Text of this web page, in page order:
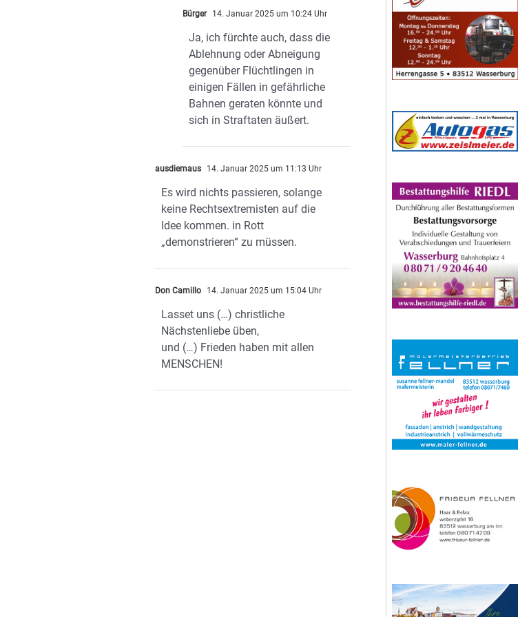
Bürger 14. Januar 2025 um 10:24 Uhr
Ja, ich fürchte auch, dass die
Ablehnung oder Abneigung
gegenüber Flüchtlingen in
einigen Fällen in gefährliche
Bahnen geraten könnte und
sich in Straftaten äußert.
ausdiemaus 14. Januar 2025 um 11:13 Uhr
Es wird nichts passieren, solange
keine Rechtsextremisten auf die
Idee kommen. in Rott
„demonstrieren“ zu müssen.
Don Camillo 14. Januar 2025 um 15:04 Uhr
Lasset uns (…) christliche
Nächstenliebe üben,
und (…) Frieden haben mit allen
MENSCHEN!